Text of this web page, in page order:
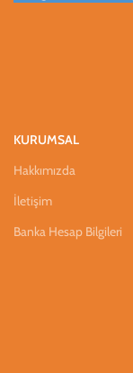
KURUMSAL
Hakkımızda
İletişim
Banka Hesap Bilgileri